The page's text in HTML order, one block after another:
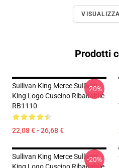
Prodotti
Sullivan King Merce Sullivan
King Logo Cuscino Ribaltabile
RB1110
22,08 € - 26,68 €
-20%
Sullivan King Merce Sullivan
-20%